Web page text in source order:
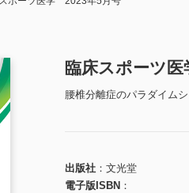
臨床スポーツ
腰椎分離症のパラダイム
出版社
文光堂
電子版ISBN